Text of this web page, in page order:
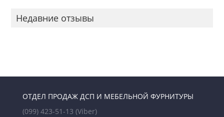
Недавние отзывы
ОТДЕЛ ПРОДАЖ ДСП И МЕБЕЛЬНОЙ ФУРНИТУРЫ
(099) 423-51-13 (Viber)